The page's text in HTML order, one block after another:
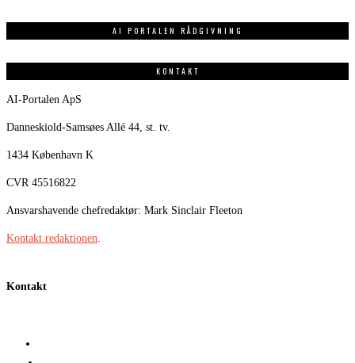
AI PORTALEN RÅDGIVNING
KONTAKT
AI-Portalen ApS
Danneskiold-Samsøes Allé 44, st. tv.
1434 København K
CVR 45516822
Ansvarshavende chefredaktør: Mark Sinclair Fleeton
Kontakt redaktionen
Kontakt